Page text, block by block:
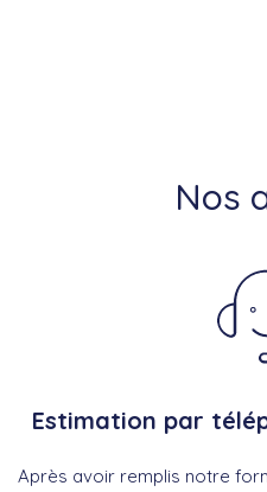
Nos
Estimation par
Après avoir remplis notre